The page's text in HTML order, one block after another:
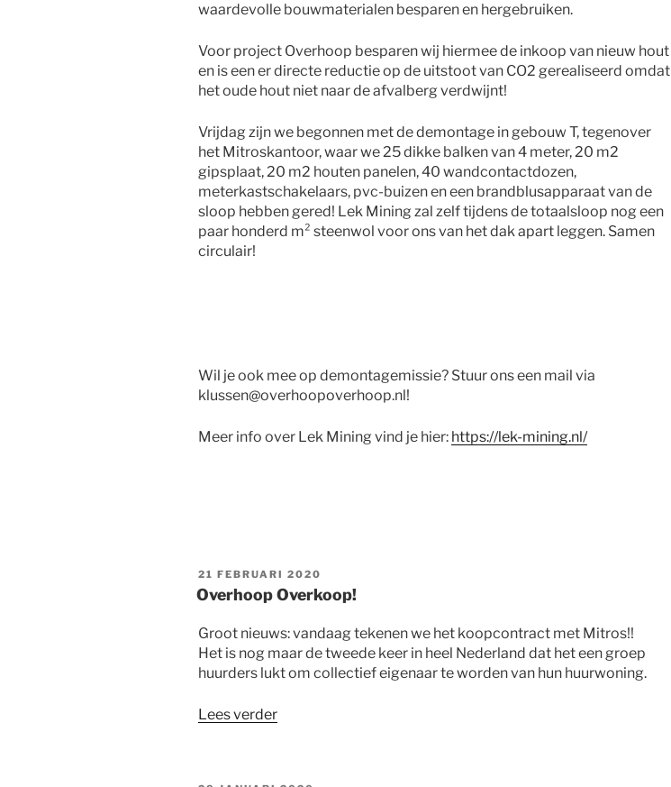
waardevolle bouwmaterialen besparen en hergebruiken.
Voor project Overhoop besparen wij hiermee de inkoop van nieuw hout
en is een er directe reductie op de uitstoot van CO2 gerealiseerd omdat
het oude hout niet naar de afvalberg verdwijnt!
Vrijdag zijn we begonnen met de demontage in gebouw T, tegenover
het Mitroskantoor, waar we 25 dikke balken van 4 meter, 20 m2
gipsplaat, 20 m2 houten panelen, 40 wandcontactdozen,
meterkastschakelaars, pvc-buizen en een brandblusapparaat van de
sloop hebben gered! Lek Mining zal zelf tijdens de totaalsloop nog een
paar honderd m² steenwol voor ons van het dak apart leggen. Samen
circulair!
Wil je ook mee op demontagemissie? Stuur ons een mail via
klussen@overhoopoverhoop.nl!
Meer info over Lek Mining vind je hier: https://lek-mining.nl/
GEPLAATST
OP
21 FEBRUARI 2020
Overhoop Overkoop!
Groot nieuws: vandaag tekenen we het koopcontract met Mitros!!
Het is nog maar de tweede keer in heel Nederland dat het een groep
huurders lukt om collectief eigenaar te worden van hun huurwoning.
Lees verder“Overhoop